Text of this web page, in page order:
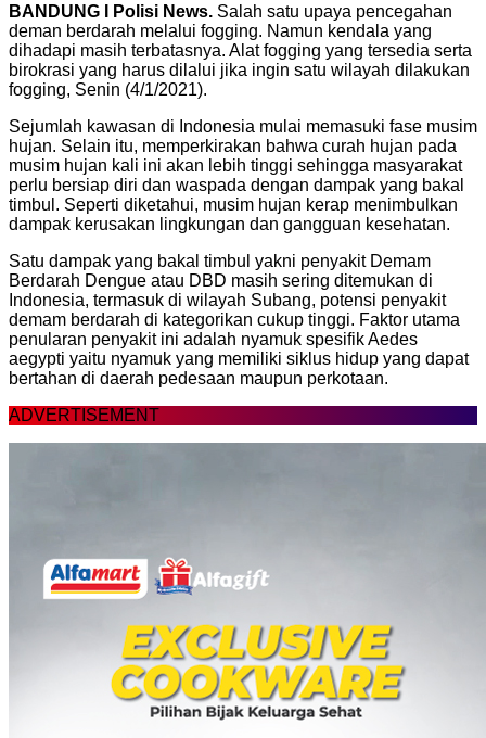
BANDUNG I Polisi News. Salah satu upaya pencegahan
deman berdarah melalui fogging. Namun kendala yang
dihadapi masih terbatasnya. Alat fogging yang tersedia serta
birokrasi yang harus dilalui jika ingin satu wilayah dilakukan
fogging, Senin (4/1/2021).
Sejumlah kawasan di Indonesia mulai memasuki fase musim
hujan. Selain itu, memperkirakan bahwa curah hujan pada
musim hujan kali ini akan lebih tinggi sehingga masyarakat
perlu bersiap diri dan waspada dengan dampak yang bakal
timbul. Seperti diketahui, musim hujan kerap menimbulkan
dampak kerusakan lingkungan dan gangguan kesehatan.
Satu dampak yang bakal timbul yakni penyakit Demam
Berdarah Dengue atau DBD masih sering ditemukan di
Indonesia, termasuk di wilayah Subang, potensi penyakit
demam berdarah di kategorikan cukup tinggi. Faktor utama
penularan penyakit ini adalah nyamuk spesifik Aedes
aegypti yaitu nyamuk yang memiliki siklus hidup yang dapat
bertahan di daerah pedesaan maupun perkotaan.
ADVERTISEMENT